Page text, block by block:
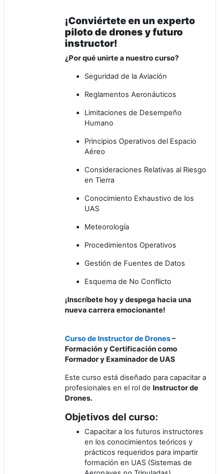
¡Conviértete en un experto
piloto de drones y futuro
instructor!
¿Por qué unirte a nuestro curso?
Seguridad de la Aviación
Reglamentos Aeronáuticos
Limitaciones de Desempeño
Humano
Principios Operativos del Espacio
Aéreo
Consideraciones Relativas al Riesgo
en Tierra
Conocimiento Exhaustivo de los
UAS
Meteorología
Procedimientos Operativos
Gestión de Fuentes de Datos
Esquema de No Conflicto
¡Inscríbete hoy y despega hacia una
nueva carrera emocionante!
Curso de Instructor de Drones–
Formación y Certificación como
Formador y Examinador de UAS
Este curso está diseñado para capacitar a
profesionales en el rol de Instructor de
Drones.
Objetivos del curso:
Capacitar a los futuros instructores
en los conocimientos teóricos y
prácticos requeridos para impartir
formación en UAS (Sistemas de